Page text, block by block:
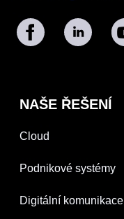
NAŠE ŘEŠENÍ
Cloud
Podnikové systémy
Digitální komunikace